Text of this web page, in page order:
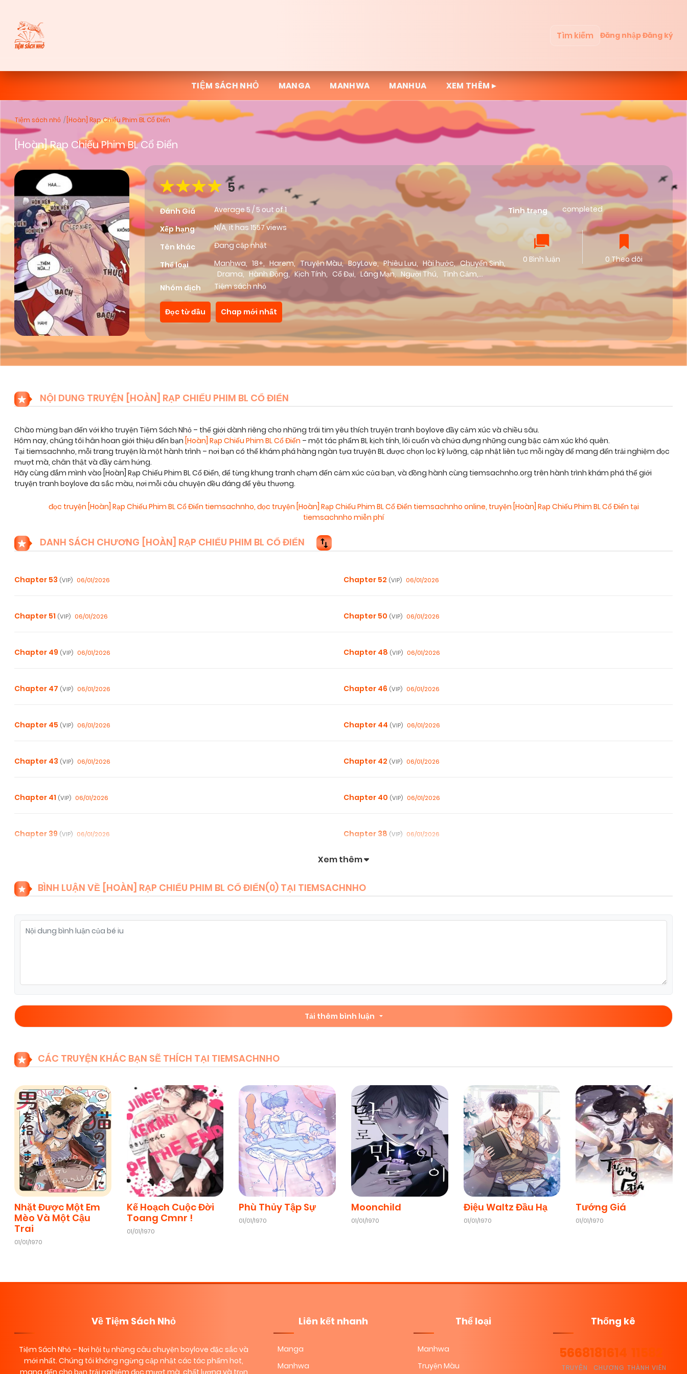
Tìm kiếm Đăng nhậpĐăng ký
TIỆM SÁCH NHỎ MANGA MANHWA MANHUA XEM THÊM ▸
Tiệm sách nhỏ [Hoàn] Rạp Chiếu Phim BL Cổ Điển
[Hoàn] Rạp Chiếu Phim BL Cổ Điển
5
Đánh Giá Average5 /5 out of1
Xếp hạng
N/A, it has 1557 views
Tên khác
Đang cập nhật
Thể loại
Manhwa, 18+, Harem, Truyện Màu, BoyLove, Phiêu Lưu, Hài hước, Chuyển Sinh,
Drama, Hành Động, Kịch Tính, Cổ Đại, Lãng Mạn, Người Thú, Tình Cảm,
Oneshot, Manga
Nhóm dịch Tiệm sách nhỏ
Tình trạng completed
0 Bình luận 0 Theo dõi
Đọc từ đầu Chap mới nhất
NỘI DUNG TRUYỆN [HOÀN] RẠP CHIẾU PHIM BL CỔ ĐIỂN
Chào mừng bạn đến với kho truyện Tiệm Sách Nhỏ – thế giới dành riêng cho những trái tim yêu thích truyện tranh boylove đầy cảm xúc và chiều sâu.
Hôm nay, chúng tôi hân hoan giới thiệu đến bạn [Hoàn] Rạp Chiếu Phim BL Cổ Điển – một tác phẩm BL kịch tính, lôi cuốn và chứa đựng những cung bậc cảm xúc khó quên.
Tại tiemsachnho, mỗi trang truyện là một hành trình – nơi bạn có thể khám phá hàng ngàn tựa truyện BL được chọn lọc kỹ lưỡng, cập nhật liên tục mỗi ngày để mang đến trải nghiệm đọc
mượt mà, chân thật và đầy cảm hứng.
Hãy cùng đắm mình vào [Hoàn] Rạp Chiếu Phim BL Cổ Điển, để từng khung tranh chạm đến cảm xúc của bạn, và đồng hành cùng tiemsachnho.org trên hành trình khám phá thế giới
truyện tranh boylove đa sắc màu, nơi mỗi câu chuyện đều đáng để yêu thương.
đọc truyện [Hoàn] Rạp Chiếu Phim BL Cổ Điển tiemsachnho, đọc truyện [Hoàn] Rạp Chiếu Phim BL Cổ Điển tiemsachnho online, truyện [Hoàn] Rạp Chiếu Phim BL Cổ Điển tại
tiemsachnho miễn phí
DANH SÁCH CHƯƠNG [HOÀN] RẠP CHIẾU PHIM BL CỔ ĐIỂN
Chapter 53 (VIP) 06/01/2026 Chapter 52 (VIP) 06/01/2026
Chapter 51 (VIP) 06/01/2026 Chapter 50 (VIP) 06/01/2026
Chapter 49 (VIP) 06/01/2026 Chapter 48 (VIP) 06/01/2026
Chapter 47 (VIP) 06/01/2026 Chapter 46 (VIP) 06/01/2026
Chapter 45 (VIP) 06/01/2026 Chapter 44 (VIP) 06/01/2026
Chapter 43 (VIP) 06/01/2026 Chapter 42 (VIP) 06/01/2026
Chapter 41 (VIP) 06/01/2026 Chapter 40 (VIP) 06/01/2026
Chapter 39 (VIP) 06/01/2026 Chapter 38 (VIP) 06/01/2026
Chapter 29 Chapter 28
Chapter 27 06/01/2026
Chapter 25(VIP) 06/01/2026 Chapter 24 06/01/2026
Chapter 23(VIP) 06/01/2026 Chapter 22(VIP) 06/01/2026
Chapter 21(VIP) 06/01/2026 Chapter 20(VIP) 06/01/2026
Chapter 19(VIP) 06/01/2026 Chapter 18(VIP) 06/01/2026
Chapter 17
Xem thêm
BÌNH LUẬN VỀ [HOÀN] RẠP CHIẾU PHIM BL CỔ ĐIỂN(0) TẠI TIEMSACHNHO
Tải thêm bình luận
CÁC TRUYỆN KHÁC BẠN SẼ THÍCH TẠI TIEMSACHNHO
Nhặt Được Một Em
Mèo Và Một Cậu
Trai
01/01/1970
Kế Hoạch Cuộc Đời
Toang Cmnr !
01/01/1970
Phù Thủy Tập Sự
01/01/1970
Moonchild
01/01/1970
Điệu Waltz Đầu Hạ
01/01/1970
Tướng Giá
01/01/1970
Về Tiệm Sách Nhỏ
Tiệm Sách Nhỏ – Nơi hội tụ những câu chuyện boylove đặc sắc và
mới nhất. Chúng tôi không ngừng cập nhật các tác phẩm hot,
Liên kết nhanh
Manga
Manhwa
Thể loại
Manhwa
Truyện Màu
Thống kê
5668
TRUYỆN
181614
CHƯƠNG
11582
THÀNH VIÊN